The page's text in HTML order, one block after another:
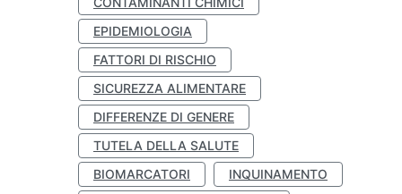
EPIDEMIOLOGIA
FATTORI DI RISCHIO
SICUREZZA ALIMENTARE
DIFFERENZE DI GENERE
TUTELA DELLA SALUTE
BIOMARCATORI
INQUINAMENTO